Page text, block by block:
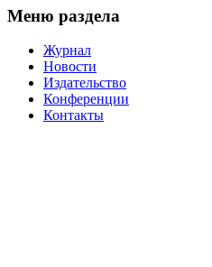
Меню раздела
Журнал
Новости
Издательство
Конференции
Контакты